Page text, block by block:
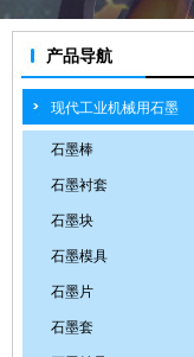
产品导航
现代工业机械用石墨
石墨棒
石墨衬套
石墨块
石墨模具
石墨片
石墨套